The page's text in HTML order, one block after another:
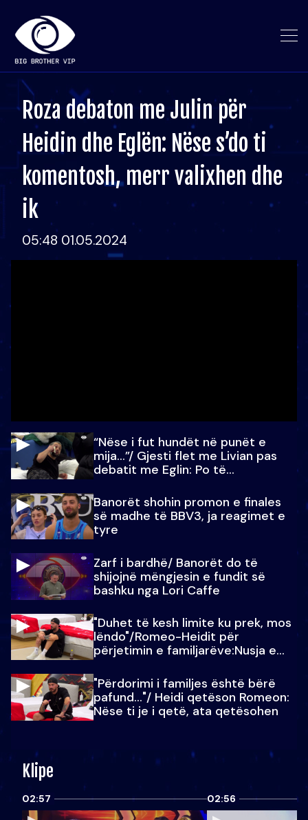
Roza debaton me Julin për
Heidin dhe Eglën: Nëse s’do ti
komentosh, merr valixhen dhe
ik
05:48 01.05.2024
“Nëse i fut hundët në punët e
mija…”/ Gjesti flet me Livian pas
debatit me Eglin: Po të
Banorët shohin promon e finales
së madhe të BBV3, ja reagimet e
tyre
Zarf i bardhë/ Banorët do të
shijojnë mëngjesin e fundit së
bashku nga Lori Caffe
"Duhet të kesh limite ku prek, mos
lëndo"/Romeo-Heidit për
përjetimin e familjarëve:Nusja e
"Përdorimi i familjes është bërë
pafund…"/ Heidi qetëson Romeon:
Nëse ti je i qetë, ata qetësohen
Klipe
02:57 02:56